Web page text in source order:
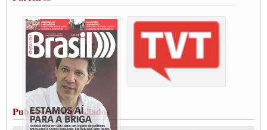
Condutores de Guarulhos farão greve sanitária nesta terça-feira (20)
Paralisação dos Caminhoneiros na #BR285, entrocamento que liga o Mercosul ao
Rio Grande
Caminhoneiros bloqueiam duas faixas na Castello Branco e fazem protesto
Modal-Live #13 Aumento da Violência Contra Mulher e o Adoecimento da Classe
Trabalhadora em Tempos de Pandemia
MODAL-LIVE#12 POLÍTICAS PÚBLICAS DE TRANSPORTE PARA A
CLASSE TRABALHADORA E ELEIÇÕES NA PANDEMIA
MODAL-LIVE#11 POLÍTICAS PÚBLICAS DE TRANSPORTE
Publicações dos Filiados